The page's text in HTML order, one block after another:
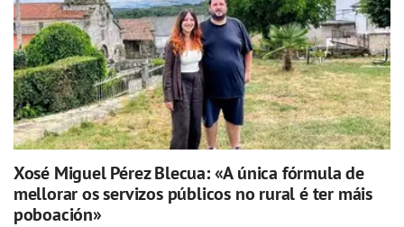
Xosé Miguel Pérez Blecua: «A única fórmula de
mellorar os servizos públicos no rural é ter máis
poboación»